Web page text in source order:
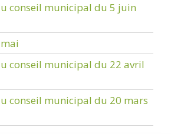
conseil municipal du 5 juin
conseil municipal du 22 avril
conseil municipal du 20 mars